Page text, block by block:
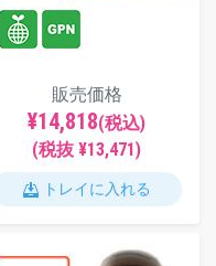
販売価格
¥14,818(税込)
(税抜 ¥13,471)
トレイに入れる